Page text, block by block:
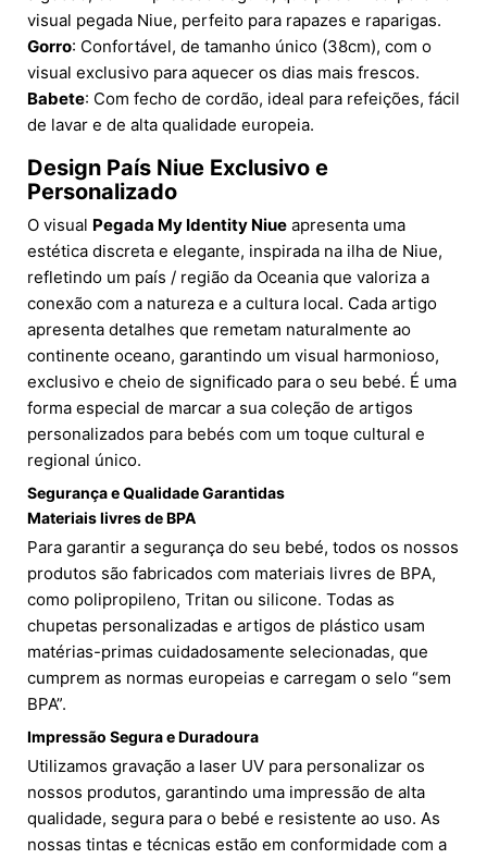
visual pegada Niue, perfeito para rapazes e raparigas.
Gorro: Confortável, de tamanho único (38cm), com o
visual exclusivo para aquecer os dias mais frescos.
Babete: Com fecho de cordão, ideal para refeições, fácil
de lavar e de alta qualidade europeia.
Design País Niue Exclusivo e
Personalizado
O visual Pegada My Identity Niue apresenta uma
estética discreta e elegante, inspirada na ilha de Niue,
refletindo um país / região da Oceania que valoriza a
conexão com a natureza e a cultura local. Cada artigo
apresenta detalhes que remetam naturalmente ao
continente oceano, garantindo um visual harmonioso,
exclusivo e cheio de significado para o seu bebé. É uma
forma especial de marcar a sua coleção de artigos
personalizados para bebés com um toque cultural e
regional único.
Segurança e Qualidade Garantidas
Materiais livres de BPA
Para garantir a segurança do seu bebé, todos os nossos
produtos são fabricados com materiais livres de BPA,
como polipropileno, Tritan ou silicone. Todas as
chupetas personalizadas e artigos de plástico usam
matérias-primas cuidadosamente selecionadas, que
cumprem as normas europeias e carregam o selo “sem
BPA”.
Impressão Segura e Duradoura
Utilizamos gravação a laser UV para personalizar os
nossos produtos, garantindo uma impressão de alta
qualidade, segura para o bebé e resistente ao uso. As
nossas tintas e técnicas estão em conformidade com a